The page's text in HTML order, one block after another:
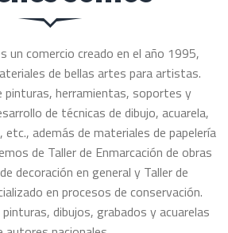
un comercio creado en el año 1995,
de bellas artes para artistas.
pinturas, herramientas, soportes y
de técnicas de dibujo, acuarela,
etc., además de materiales de papelería
de Taller de Enmarcación de obras
decoración en general y Taller de
en procesos de conservación.
dibujos, grabados y acuarelas